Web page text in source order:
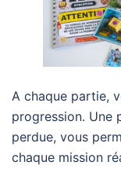
A chaque partie,
progression. Une
perdue, vous
chaque mission